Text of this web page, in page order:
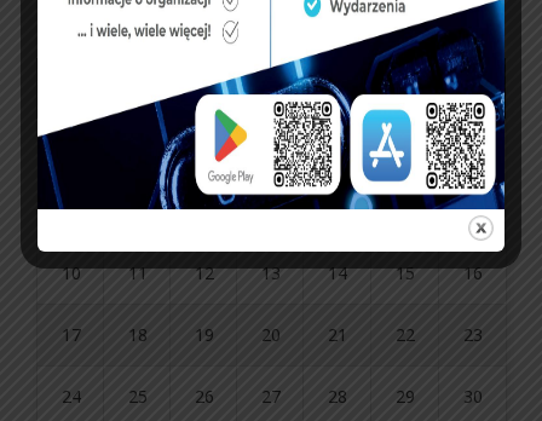
sierpień 2026
Ś C P S
1 2
3 4 5 6 7 8 9
10 11 12 13 14 15 16
17 18 19 20 21 22 23
24 25 26 27 28 29 30